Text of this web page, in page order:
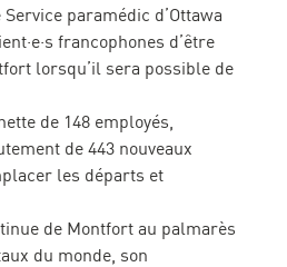
paramédic d’Ottawa
francophones d’être
lorsqu’il sera possible de
de 148 employés,
de 443 nouveaux
les départs et
de Montfort au palmarès
du monde, son